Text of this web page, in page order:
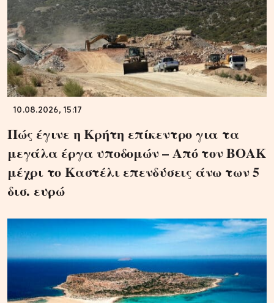
10.08.2026, 15:17
Πώς έγινε η Κρήτη επίκεντρο για τα
μεγάλα έργα υποδομών – Από τον ΒΟΑΚ
μέχρι το Καστέλι επενδύσεις άνω των 5
δισ. ευρώ